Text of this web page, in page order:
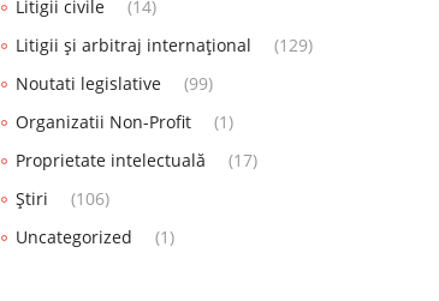
Litigii civile
(14)
Litigii și arbitraj internațional
(129)
Noutati legislative
(99)
Organizatii Non-Profit
(1)
Proprietate intelectuală
(17)
Știri
(106)
Uncategorized
(1)